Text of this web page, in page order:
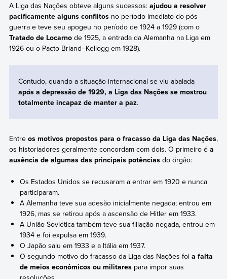
A Liga das Nações obteve alguns sucessos:ajudou a resolver
pacificamente alguns conflitosno período imediato do pós-
guerra e teve seu apogeu no período de 1924 a 1929 (com o
Tratado de Locarnode 1925, a entrada da Alemanha na Liga em
1926 ou o Pacto Briand–Kellogg em 1928).
Contudo, quando a situação internacional se viu abalada
após a depressão de 1929, a Liga das Nações se mostrou
totalmente incapaz de manter a paz.
Entre os motivos propostos para o fracasso da Liga das Nações,
os historiadores geralmente concordam com dois. O primeiro éa
ausência de algumas das principais potênciasdo órgão:
Os Estados Unidos se recusaram a entrar em 1920 e nunca
participaram.
A Alemanha teve sua adesão inicialmente negada; entrou em
1926, mas se retirou após a ascensão de Hitler em 1933.
A União Soviética também teve sua filiação negada, entrou em
1934 e foi expulsa em 1939.
O Japão saiu em 1933 e a Itália em 1937.
O segundo motivo do fracasso da Liga das Nações foi a falta
de meios econômicos ou militares para impor suas